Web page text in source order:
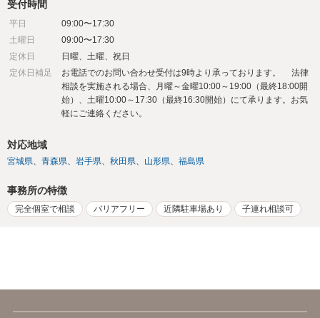
受付時間
平日
09:00〜17:30
土曜日
09:00〜17:30
定休日
日曜、土曜、祝日
定休日補足
お電話でのお問い合わせ受付は9時より承っております。 法律
相談を実施される場合、月曜～金曜10:00～19:00（最終18:00開
始）、土曜10:00～17:30（最終16:30開始）にて承ります。お気
軽にご連絡ください。
対応地域
宮城県 青森県 岩手県 秋田県 山形県 福島県
事務所の特徴
完全個室で相談 バリアフリー 近隣駐車場あり 子連れ相談可